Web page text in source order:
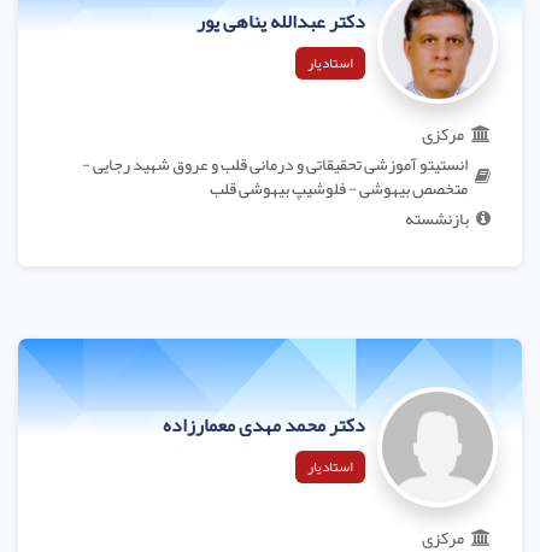
دکتر عبدالله پناهی پور
استادیار
مرکزی
انستیتو آموزشی تحقیقاتی و درمانی قلب و عروق شهید رجایی -
متخصص بیهوشی - فلوشیپ بیهوشی قلب
بازنشسته
دکتر محمد مهدی معمارزاده
استادیار
مرکزی